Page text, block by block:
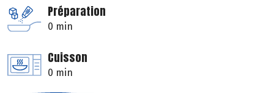
Préparation
0 min
Cuisson
0 min